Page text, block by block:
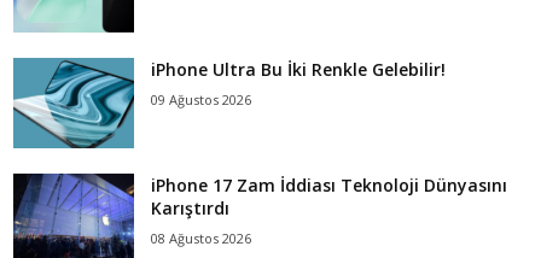
iPhone Ultra Bu İki Renkle Gelebilir!
09 Ağustos 2026
iPhone 17 Zam İddiası Teknoloji Dünyasını
Karıştırdı
08 Ağustos 2026